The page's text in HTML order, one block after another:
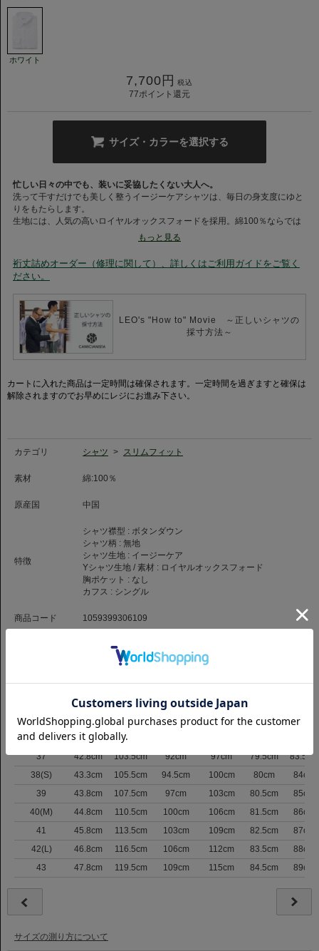
ホワイト
7,700 円 税込
77ポイント還元
サイズ・カラーを選択する
忙しい日々の中でも、装いに妥協したくない大人へ。
洗って干すだけでも美しく整うイージーケアシャツは、毎日の身支度にゆと
りをもたらします。
生地には、人気の高いロイヤルオックスフォードを採用。綿100％ならでは
のやわらかな風合いを活かしながら、イージーケア加工を施しました。
菱形状の織りが生み出す上品な表情と自然な光沢感は、一般的なオックスフ
ォード生地よりもドレッシーな印象。ビジネススーツにも違和感なく馴染
み、幅広いシーンで活躍します。
さらに、シワになりにくく、アイロンがけも簡単。上質なコットンの着心地
と、日々のお手入れのしやすさを両立した、現代のライフスタイルに寄り添
う一着です。
忙しい朝の味方に。自然に“整う”イージーケアシャツをぜひご体感くださ
い。
定番のボタンダウンをアップデート。
上衿の衿先ロールをやや柔らかくし、台衿と上衿を少し小ぶりにすること
で、よりモダンな印象に仕上げました。
もっと見る
裄丈詰めオーダー（修理に関して）、詳しくはご利用ガイドをご覧く
ださい。
LEO's "How to" Movie ～正しいシャツの
採寸方法～
カートに入れた商品は一定時間は確保されます。一定時間を過ぎますと確保は
解除されますのでお早めにレジにお進み下さい。
カテゴリ シャツ > スリムフィット
素材 綿:100％
原産国 中国
特徴
シャツ襟型 : ボタンダウン
シャツ柄 : 無地
シャツ生地 : イージーケア
Yシャツ生地 / 素材 : ロイヤルオックスフォード
胸ポケット : なし
カフス : シングル
商品コード
1059399306109
（お問い合わせの際には、上記商品コードをお伝え下さい。）
サイズ
サイズ表記 肩巾 バスト
37
42.8cm 103.5cm 92cm 97cm 79.5cm
83.5cm
38(S)
43.3cm 105.5cm 94.5cm 100cm 80cm
84cm
39
43.8cm 107.5cm 97cm 103cm 80.5cm
85cm
40(M)
44.8cm 110.5cm 100cm 106cm 81.5cm
86cm
41
45.8cm 113.5cm 103cm 109cm 82.5cm
87cm
42(L)
46.8cm 116.5cm 106cm 112cm 83.5cm
88cm
43
47.8cm 119.5cm 109cm 115cm 84.5cm 89cm
サイズの測り方について